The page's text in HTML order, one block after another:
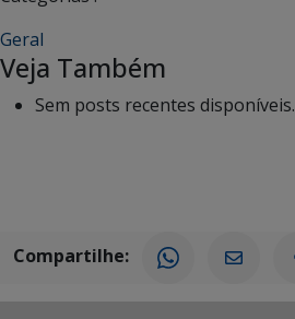
Geral
Veja Também
Sem posts recentes disponíveis.
Compartilhe: